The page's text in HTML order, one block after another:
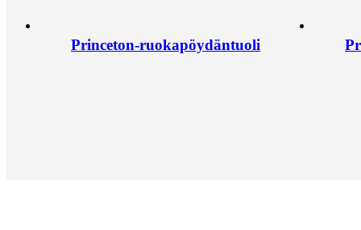
Princeton-ruokapöydäntuoli